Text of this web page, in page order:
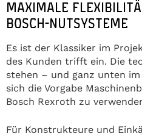
MAXIMALE
BOSCH-NUTSYSTEME
Es ist der Klassiker im
des Kunden trifft ein. Die
stehen – und ganz unten
sich die Vorgabe
Bosch Rexroth zu
Für Konstrukteure und